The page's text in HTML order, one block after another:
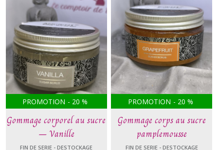
PROMOTION - 20 %
Gommage corporel au sucre
– Vanille
FIN DE SERIE - DESTOCKAGE
PROMOTION - 20 %
Gommage corps au sucre
pamplemousse
FIN DE SERIE - DESTOCKAGE